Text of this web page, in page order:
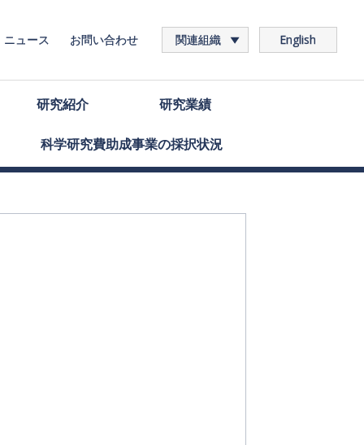
ニュース お問い合わせ 関連組織 English
研究紹介 研究業績
科学研究費助成事業の採択状況